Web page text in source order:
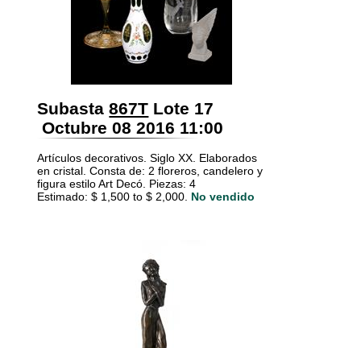
Subasta 867T Lote 17
Octubre 08 2016 11:00
Artículos decorativos. Siglo XX. Elaborados
en cristal. Consta de: 2 floreros, candelero y
figura estilo Art Decó. Piezas: 4
Estimado: $ 1,500 to $ 2,000. No vendido